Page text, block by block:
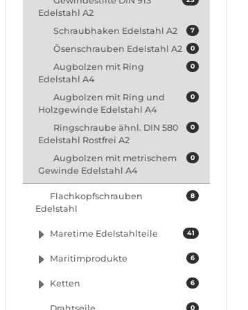
Edelstahl A2
7
Schraubhaken Edelstahl A2
0
Ösenschrauben Edelstahl A2
0
Augbolzen mit Ring
Edelstahl A4
0
Augbolzen mit Ring und
Holzgewinde Edelstahl A4
0
Ringschraube ähnl. DIN 580
Edelstahl Rostfrei A2
0
Augbolzen mit metrischem
Gewinde Edelstahl A4
8
Flachkopfschrauben
Edelstahl
41
Maretime Edelstahlteile
6
Maritimprodukte
6
Ketten
0